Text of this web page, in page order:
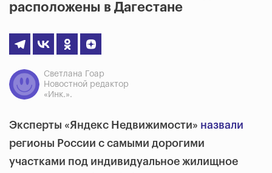
расположены в Дагестане
Светлана Гоар
Новостной редактор
«Инк.».
Эксперты «Яндекс Недвижимости» назвали
регионы России с самыми дорогими
участками под индивидуальное жилищное